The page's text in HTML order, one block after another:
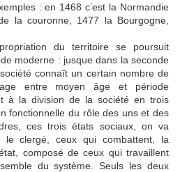
: en 1468 c’est la Normandie
la couronne, 1477 la Bourgogne,
du territoire se poursuit
moderne : jusque dans la seconde
connaît un certain nombre de
entre moyen âge et période
à la division de la société en trois
fonctionnelle du rôle des uns et des
ces trois états sociaux, on va
le clergé, ceux qui combattent, la
composé de ceux qui travaillent
du système. Seuls les deux